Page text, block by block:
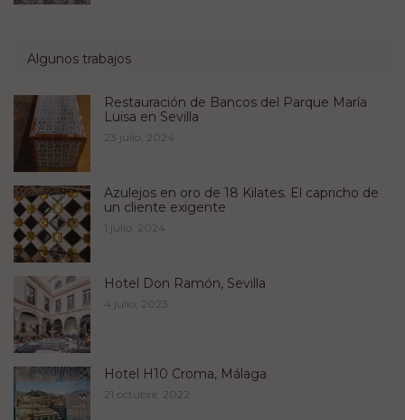
Algunos trabajos
Restauración de Bancos del Parque María
Luisa en Sevilla
23 julio, 2024
Azulejos en oro de 18 Kilates. El capricho de
un cliente exigente
1 julio, 2024
Hotel Don Ramón, Sevilla
4 julio, 2023
Hotel H10 Croma, Málaga
21 octubre, 2022